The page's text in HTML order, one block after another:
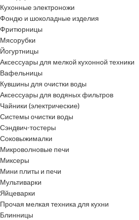
Кухонные электроножи
Фондю и шоколадные изделия
Фритюрницы
Мясорубки
Йогуртницы
Аксессуары для мелкой кухонной техники
Вафельницы
Кувшины для очистки воды
Аксессуары для водяных фильтров
Чайники (электрические)
Системы очистки воды
Сэндвич-тостеры
Соковыжималки
Микроволновые печи
Миксеры
Мини плиты и печи
Мультиварки
Яйцеварки
Прочая мелкая техника для кухни
Блинницы